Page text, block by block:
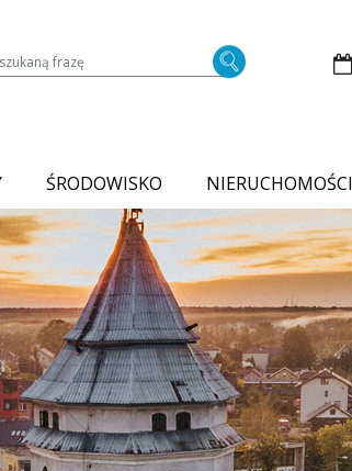
treści na stronie
ŚRODOWISKO NIERUCHOMOŚCI